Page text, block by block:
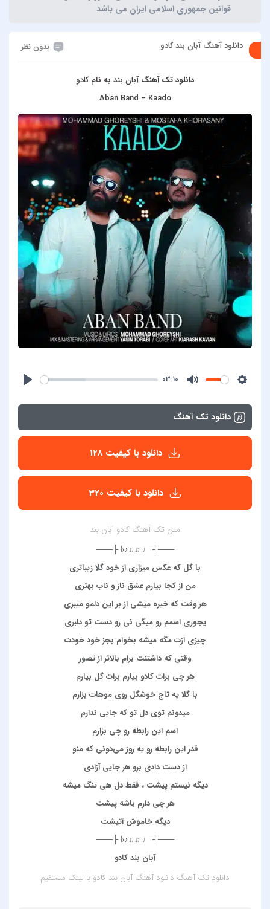
قوانین جمهوری اسلامی ایران می باشد
دانلود آهنگ آبان بند کادو بدون نظر
دانلود تک آهنگآبان بندبه نامکادو
Aban Band – Kaado
03:10
دانلود تک آهنگ
دانلود با کیفیت 128
دانلود با کیفیت 320
متن تک آهنگ کادو آبان بند
───┤ ♩♬♫♪♭ ├───
با گل که عکس میزاری از خود گلا زیباتری
من از کجا بیارم عشق ناز و ناب بهتری
هر وقت که خیره میشی از بر این دلمو میبری
یجوری اسمم رو میگی نی رو دست تو دلبری
چیزی ازت مگه میشه بخوام بجز خود خودت
وقتی که داشتنت برام بالاتر از تصور
هر چی برات کادو بیارم برات گل بیارم
با گلا یه تاج خوشگل روی موهات بزارم
میدونم توی دل تو که جایی ندارم
اسم این رابطه رو چی بزارم
قدر این رابطه رو یه روز می‌دونی که منو
از دست دادی برو هر جایی آزادی
دیگه نیستم پیشت ، فقط دل هی تنگ میشه
هر چی دارم باشه پیشت
دیگه خاموش آتیشت
───┤ ♩♬♫♪♭ ├───
آبان بند کادو
دانلود تک آهنگدانلود آهنگ آبان بند کادوبا لینک مستقیم